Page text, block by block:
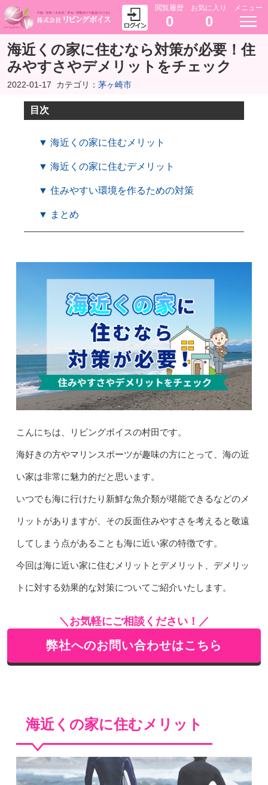
閲覧履歴
0
お気に入り
0
メニュー
海近くの家に住むなら対策が必要！住
みやすさやデメリットをチェック
2022-01-17 カテゴリ： 茅ヶ崎市
目次
▼ 海近くの家に住むメリット
▼ 海近くの家に住むデメリット
▼ 住みやすい環境を作るための対策
▼ まとめ
こんにちは、リビングボイスの村田です。
海好きの方やマリンスポーツが趣味の方にとって、海の近
い家は非常に魅力的だと思います。
いつでも海に行けたり新鮮な魚介類が堪能できるなどのメ
リットがありますが、その反面住みやすさを考えると敬遠
してしまう点があることも海に近い家の特徴です。
今回は海に近い家に住むメリットとデメリット、デメリッ
トに対する効果的な対策についてご紹介いたします。
＼お気軽にご相談ください！／
弊社へのお問い合わせはこちら
海近くの家に住むメリット